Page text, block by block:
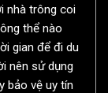
nhà trông coi
thể nào
gian để đi du
nên sử dụng
bảo vệ uy tín